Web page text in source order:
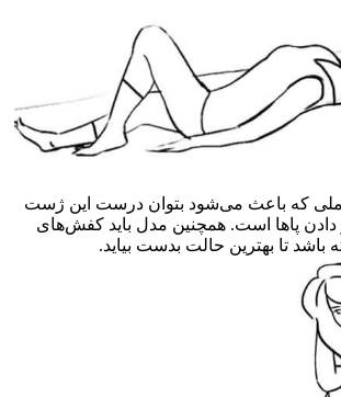
که باعث می‌شود بتوان درست این ژست
دادن پاها است. همچنین مدل باید کفش‌های
باشد تا بهترین حالت بدست بیاید.